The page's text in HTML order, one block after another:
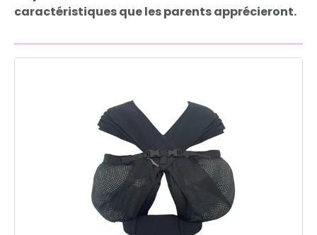
caractéristiques que les parents apprécieront.